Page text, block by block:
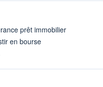
prêt immobilier
en bourse